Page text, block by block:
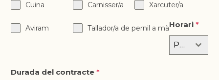
Cuina Carnisser/a Xarcuter/a
Aviram Tallador/a de pernil a màHorari *
Please select an option
Durada del contracte*